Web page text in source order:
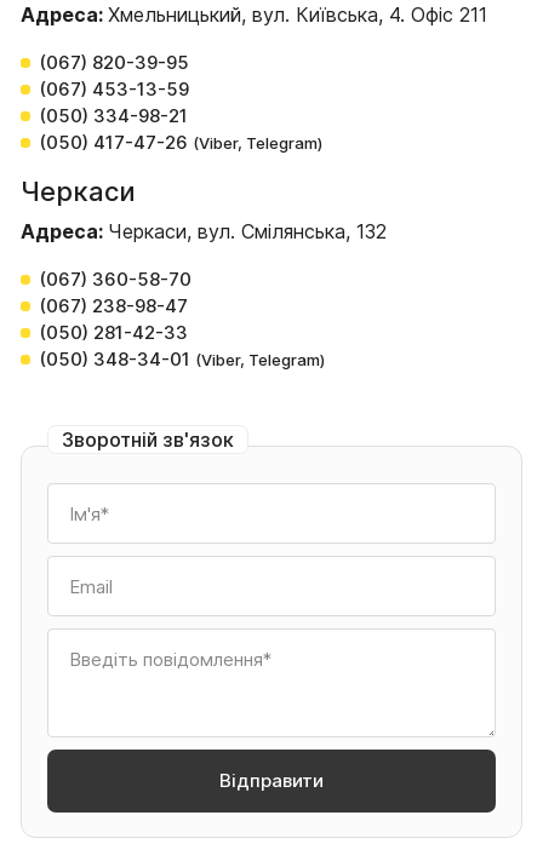
Адреса: Хмельницький, вул. Київська, 4. Офіс 211
(067) 820-39-95
(067) 453-13-59
(050) 334-98-21
(050) 417-47-26 (Viber, Telegram)
Черкаси
Адреса: Черкаси, вул. Смілянська, 132
(067) 360-58-70
(067) 238-98-47
(050) 281-42-33
(050) 348-34-01 (Viber, Telegram)
Зворотній зв'язок
Ім'я*
Email
Введіть повідомлення*
Відправити